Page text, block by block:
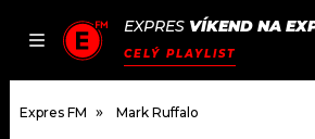
EXPRES VÍKEND NA
CELÝ PLAYLIST
Expres FM Mark Ruffalo